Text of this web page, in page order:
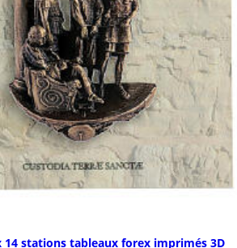
14 stations tableaux forex imprimés 3D